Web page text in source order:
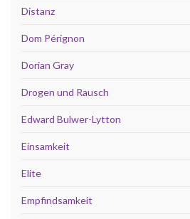
Distanz
Dom Pérignon
Dorian Gray
Drogen und Rausch
Edward Bulwer-Lytton
Einsamkeit
Elite
Empfindsamkeit